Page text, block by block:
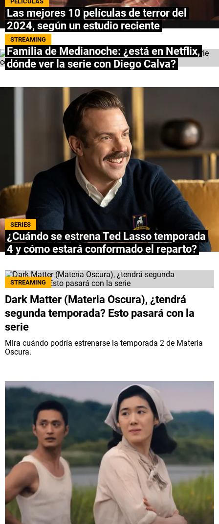
NETFLIX
PRIME VIDEO
APPLE TV+
MÚSICA
SPOILER US
QUIENES SOMOS | STAFF | CONTACTO |
Términos y Condiciones
Políticas de Privacidad
Política Editorial
Ad Choices
compañía perteneciente a Better Collective.
Las mejores 10 películas de terror del
2024, según un estudio reciente
STREAMING
Familia de Medianoche: ¿está en Netflix,
dónde ver la serie con Diego Calva?
SERIES
¿Cuándo se estrena Ted Lasso temporada
4 y cómo estará conformado el reparto?
STREAMING
Dark Matter (Materia Oscura), ¿tendrá
segunda temporada? Esto pasará con la
serie
Mira cuándo podría estrenarse la temporada 2 de Materia
Oscura.